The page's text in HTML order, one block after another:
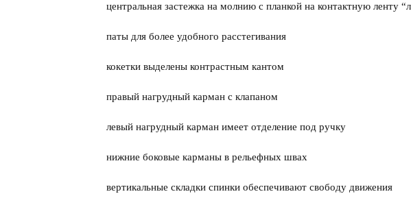
центральная застежка на молнию с планкой на контактную ленту
паты для более удобного расстегивания
кокетки выделены контрастным кантом
правый нагрудный карман с клапаном
левый нагрудный карман имеет отделение под ручку
нижние боковые карманы в рельефных швах
вертикальные складки спинки обеспечивают свободу движения